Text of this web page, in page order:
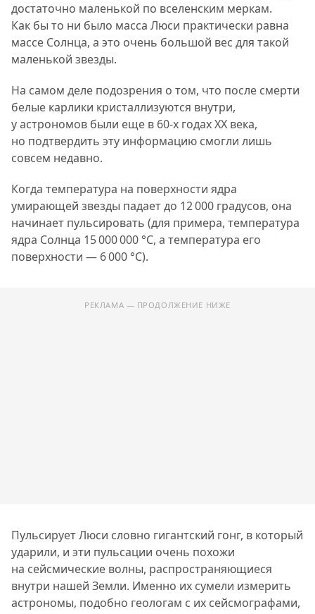
достаточно маленькой по вселенским меркам.
Как бы то ни было масса Люси практически равна
массе Солнца, а это очень большой вес для такой
маленькой звезды.
На самом деле подозрения о том, что после смерти
белые карлики кристаллизуются внутри,
у астрономов были еще в 60-х годах XX века,
но подтвердить эту информацию смогли лишь
совсем недавно.
Когда температура на поверхности ядра
умирающей звезды падает до 12 000 градусов, она
начинает пульсировать (для примера, температура
ядра Солнца 15 000 000 °С, а температура его
поверхности — 6 000 °С).
РЕКЛАМА — ПРОДОЛЖЕНИЕ НИЖЕ
Пульсирует Люси словно гигантский гонг, в который
ударили, и эти пульсации очень похожи
на сейсмические волны, распространяющиеся
внутри нашей Земли. Именно их сумели измерить
астрономы, подобно геологам с их сейсмографами,